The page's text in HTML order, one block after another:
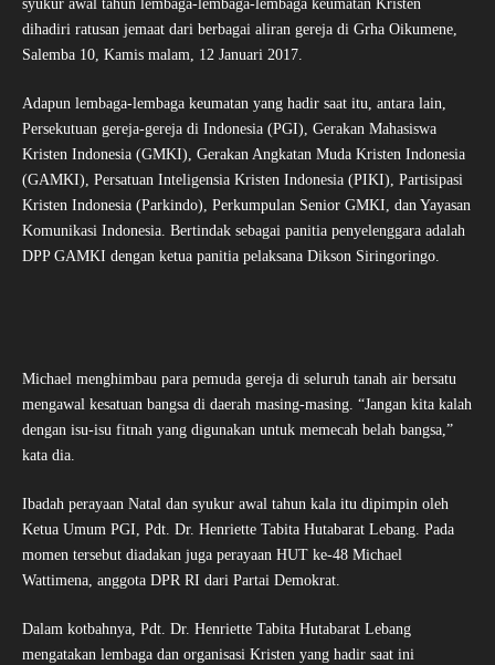
syukur awal tahun lembaga-lembaga-lembaga keumatan Kristen
dihadiri ratusan jemaat dari berbagai aliran gereja di Grha Oikumene,
Salemba 10, Kamis malam, 12 Januari 2017.
Adapun lembaga-lembaga keumatan yang hadir saat itu, antara lain,
Persekutuan gereja-gereja di Indonesia (PGI), Gerakan Mahasiswa
Kristen Indonesia (GMKI), Gerakan Angkatan Muda Kristen Indonesia
(GAMKI), Persatuan Inteligensia Kristen Indonesia (PIKI), Partisipasi
Kristen Indonesia (Parkindo), Perkumpulan Senior GMKI, dan Yayasan
Komunikasi Indonesia. Bertindak sebagai panitia penyelenggara adalah
DPP GAMKI dengan ketua panitia pelaksana Dikson Siringoringo.
Michael menghimbau para pemuda gereja di seluruh tanah air bersatu
mengawal kesatuan bangsa di daerah masing-masing. “Jangan kita kalah
dengan isu-isu fitnah yang digunakan untuk memecah belah bangsa,”
kata dia.
Ibadah perayaan Natal dan syukur awal tahun kala itu dipimpin oleh
Ketua Umum PGI, Pdt. Dr. Henriette Tabita Hutabarat Lebang. Pada
momen tersebut diadakan juga perayaan HUT ke-48 Michael
Wattimena, anggota DPR RI dari Partai Demokrat.
Dalam kotbahnya, Pdt. Dr. Henriette Tabita Hutabarat Lebang
mengatakan lembaga dan organisasi Kristen yang hadir saat ini